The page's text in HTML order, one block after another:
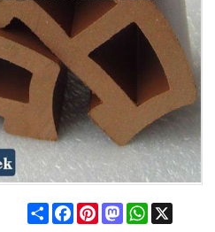
ShareFacebook
PinterestMastodonWhatsApp
X